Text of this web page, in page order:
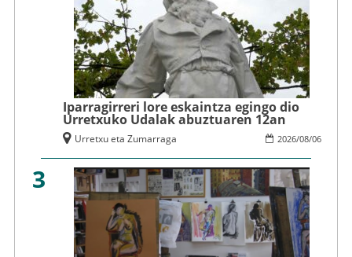
Iparragirreri lore eskaintza egingo dio
Urretxuko Udalak abuztuaren 12an
2026/08/06
Urretxu eta Zumarraga
3